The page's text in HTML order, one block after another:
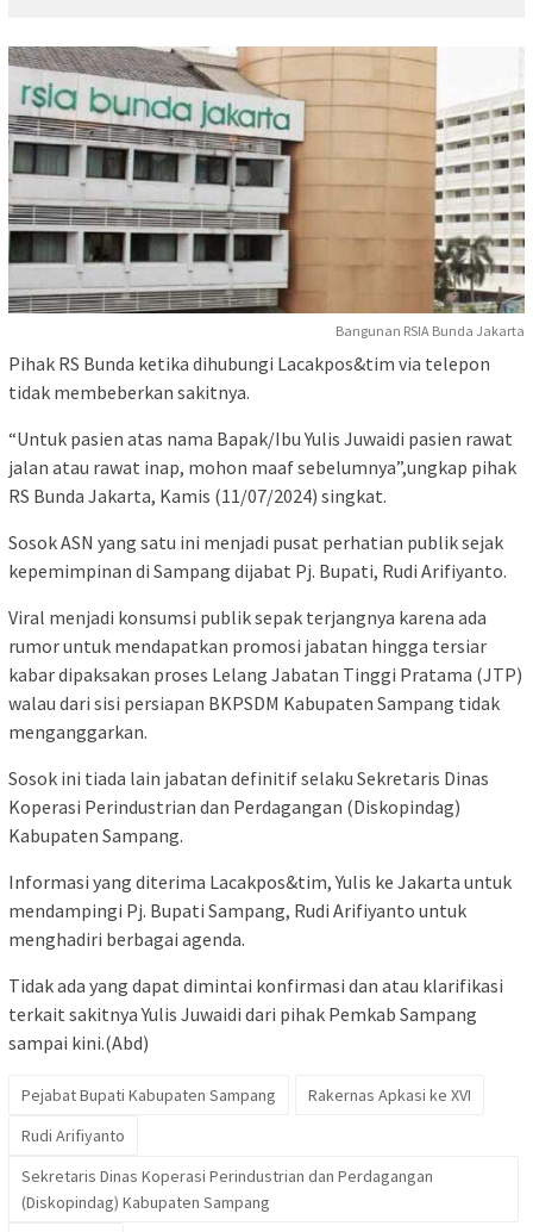
Bangunan RSIA Bunda Jakarta
Pihak RS Bunda ketika dihubungi Lacakpos&tim via telepon
tidak membeberkan sakitnya.
“Untuk pasien atas nama Bapak/Ibu Yulis Juwaidi pasien rawat
jalan atau rawat inap, mohon maaf sebelumnya”,ungkap pihak
RS Bunda Jakarta, Kamis (11/07/2024) singkat.
Sosok ASN yang satu ini menjadi pusat perhatian publik sejak
kepemimpinan di Sampang dijabat Pj. Bupati, Rudi Arifiyanto.
Viral menjadi konsumsi publik sepak terjangnya karena ada
rumor untuk mendapatkan promosi jabatan hingga tersiar
kabar dipaksakan proses Lelang Jabatan Tinggi Pratama (JTP)
walau dari sisi persiapan BKPSDM Kabupaten Sampang tidak
menganggarkan.
Sosok ini tiada lain jabatan definitif selaku Sekretaris Dinas
Koperasi Perindustrian dan Perdagangan (Diskopindag)
Kabupaten Sampang.
Informasi yang diterima Lacakpos&tim, Yulis ke Jakarta untuk
mendampingi Pj. Bupati Sampang, Rudi Arifiyanto untuk
menghadiri berbagai agenda.
Tidak ada yang dapat dimintai konfirmasi dan atau klarifikasi
terkait sakitnya Yulis Juwaidi dari pihak Pemkab Sampang
sampai kini.(Abd)
Pejabat Bupati Kabupaten Sampang
Rakernas Apkasi ke XVI
Rudi Arifiyanto
Sekretaris Dinas Koperasi Perindustrian dan Perdagangan
(Diskopindag) Kabupaten Sampang